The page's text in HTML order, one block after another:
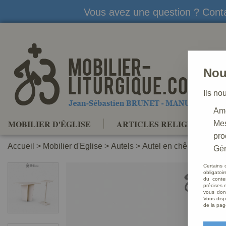
Vous avez une question ?
MOBILIER D'ÉGLISE ARTICLES RELIGIEUX
Accueil > Mobilier d'Eglise > Autels > Autel en chêne massif
Ils
Certains
du
précises
vous
Vous
de la